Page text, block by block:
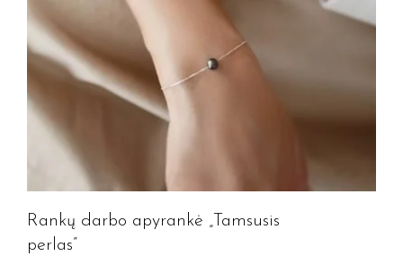
Rankų darbo apyrankė „Tamsusis
perlas”